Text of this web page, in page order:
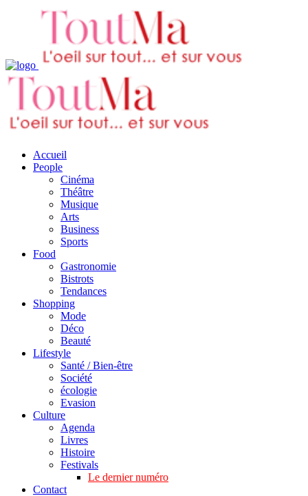
Accueil
People
Cinéma
Théâtre
Musique
Arts
Business
Sports
Food
Gastronomie
Bistrots
Tendances
Shopping
Mode
Déco
Beauté
Lifestyle
Santé / Bien-être
Société
écologie
Evasion
Culture
Agenda
Livres
Histoire
Festivals
Le dernier numéro
Contact